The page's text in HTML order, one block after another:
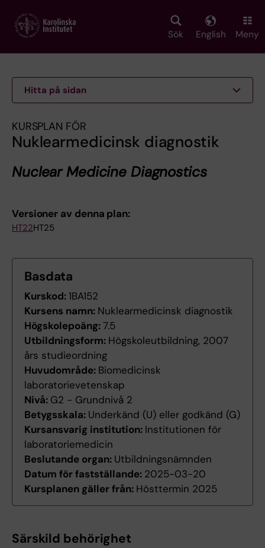
main
Sök English Meny
Hitta på sidan
KURSPLAN FÖR
Nuklearmedicinsk diagnostik
Nuclear Medicine Diagnostics
Versioner av denna plan:
HT22HT25
Basdata
Kurskod:1BA152
Kursens namn: Nuklearmedicinsk diagnostik
Högskolepoäng:7.5
Utbildningsform: Högskoleutbildning, 2007
års studieordning
Huvudområde: Biomedicinsk
laboratorievetenskap
Nivå: G2 - Grundnivå 2
Betygsskala: Underkänd (U) eller godkänd (G)
Kursansvarig institution: Institutionen för
laboratoriemedicin
Beslutande organ: Utbildningsnämnden
Datum för fastställande: 2025-03-20
Kursplanen gäller från: Hösttermin 2025
Särskild behörighet